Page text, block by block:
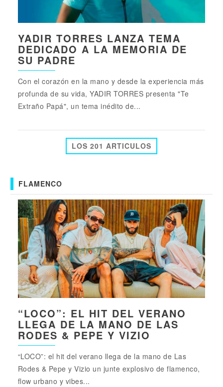
YADIR TORRES LANZA TEMA
DEDICADO A LA MEMORIA DE
SU PADRE
Con el corazón en la mano y desde la experiencia más
profunda de su vida, YADIR TORRES presenta "Te
Extraño Papá", un tema inédito de...
LOS 201 ARTICULOS
FLAMENCO
“LOCO”: EL HIT DEL VERANO
LLEGA DE LA MANO DE LAS
RODES & PEPE Y VIZIO
“LOCO”: el hit del verano llega de la mano de Las
Rodes & Pepe y Vizio un junte explosivo de flamenco,
flow urbano y vibes...